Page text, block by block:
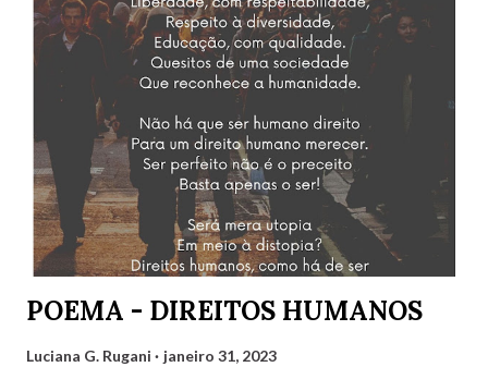
Catarina, em razão de um compromisso de última hora, não
pôde participar. Mas contamos também com as convidadas
Mirtzi Lima Ribeiro e Valéria Kataki e com os convidados
Hairon Herbert, Julimar Silva, Ricardo Vianna Hoffmann e
Tarciso Martins. Agradeço a Gilvaldo Quinzeiro pelo
convite e pela oportunidade de participar de um encontro
tão engrandecedor, oportunidade que temos para aprender
muito sobre variados assuntos. Cliquem abaixo para
assistir: Luciana G. Rugani
POEMA - DIREITOS HUMANOS
Luciana G. Rugani janeiro 31, 2023